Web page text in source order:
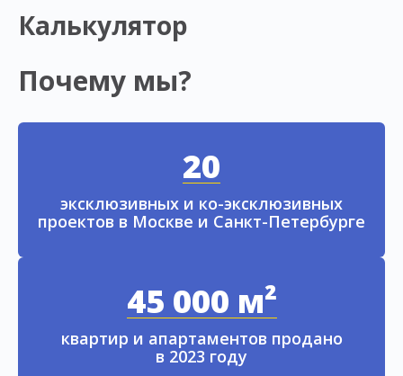
Калькулятор
Почему мы?
20
эксклюзивных и ко-эксклюзивных
проектов в Москве и Санкт-Петербурге
45 000 м²
квартир и апартаментов продано
в 2023 году